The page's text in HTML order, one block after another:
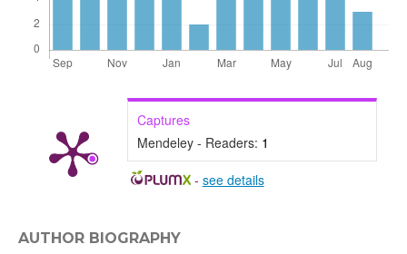
Captures
Mendeley - Readers: 1
- see details
AUTHOR BIOGRAPHY